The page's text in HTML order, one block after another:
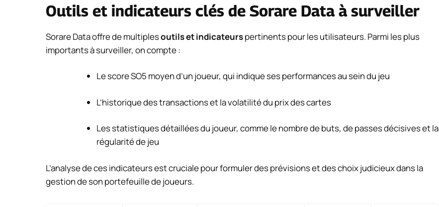
Outils et indicateurs clés de Sorare Data à surveiller
Sorare Data offre de multiplesoutils et indicateurspertinents pour les utilisateurs. Parmi les plus
importants à surveiller, on compte :
Le score SO5 moyen d’un joueur, qui indique ses performances au sein du jeu
L’historique des transactions et la volatilité du prix des cartes
Les statistiques détaillées du joueur, comme le nombre de buts, de passes décisives et la
régularité de jeu
L’analyse de ces indicateurs est cruciale pour formuler des prévisions et des choix judicieux dans la
gestion de son portefeuille de joueurs.